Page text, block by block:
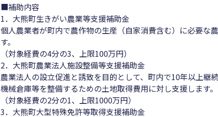
■補助内容
1．大熊町生きがい農業等支援補助金
個人農業者が町内で農作物の生産（自家消費含む）に必要な
す。
（対象経費の4分の3、上限100万円）
2．大熊町農業法人施設整備等支援補助金
農業法人の設立促進と誘致を目的として、町内で10年以上継
機械倉庫等を整備するための土地取得費用に対し支援します。
（対象経費の2分の1、上限1000万円）
3．大熊町大型特殊免許等取得支援補助金